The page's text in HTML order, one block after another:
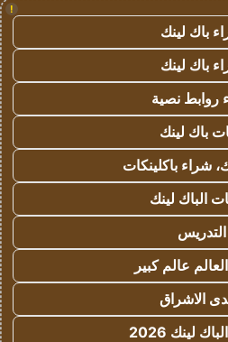
!
باك لينك
باك لينك
روابط نصية
باك لينك
شراء باكلينكات
الباك لينك
التدريس
عالم كبير
الاشراق
لينك 2026